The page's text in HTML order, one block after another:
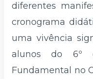
diferentes
cronograma
uma vivência
alunos do 6º
Fundamental no